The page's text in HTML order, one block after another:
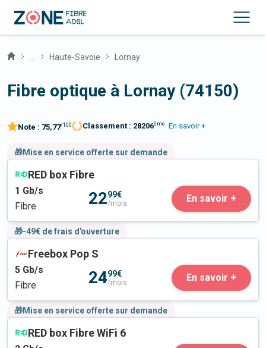
Haute-Savoie Lornay
Fibre optique à Lornay (74150)
Note : 75,77/100 Classement : 28206ème En savoir +
🎁Mise en service offerte sur demande
RED box Fibre
1 Gb/s
Fibre
2299€
/mois En savoir +
🎁-49€ de frais d'ouverture
Freebox Pop S
5 Gb/s
Fibre
2499€
/mois En savoir +
🎁Mise en service offerte sur demande
RED box Fibre WiFi 6